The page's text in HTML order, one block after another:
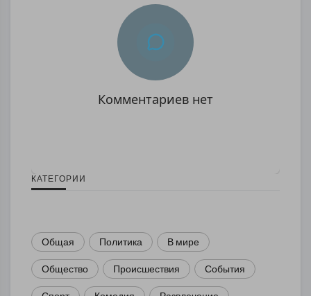
Комментариев нет
КАТЕГОРИИ
Общая Политика В мире
Общество Происшествия События